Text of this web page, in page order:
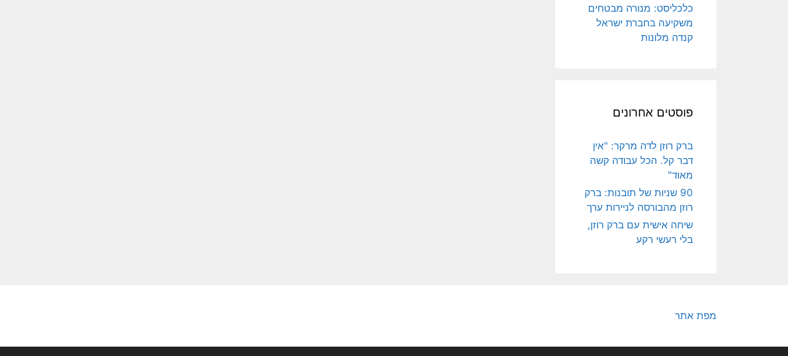
כלכליסט: מנורה מבטחים
משקיעה בחברת ישראל
קנדה מלונות
פוסטים אחרונים
ברק רוזן לדה מרקר: "אין
דבר קל. הכל עבודה קשה
מאוד"
90 שניות של תובנות: ברק
רוזן מהבורסה לניירות ערך
שיחה אישית עם ברק רוזן,
בלי רעשי רקע
מפת אתר